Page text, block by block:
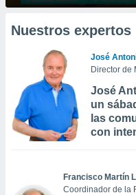
Nuestros expertos
José
Director de
José
un
las
con
Francisco Martín
Coordinador de la